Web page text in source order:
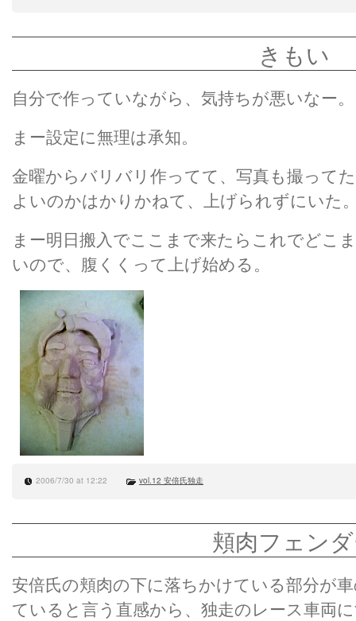
きもい
自分で作っていながら、気持ちが悪いなー。
まー設定に無理は承知。
金曜からバリバリ作ってて、写真も撮って
よいのかはかりかねて、上げられずにいた
まー明日搬入でここまで来たらこれでどこ
いので、腹くくって上げ始める。
2006/7/30 at 12:22 vol.12 安倍氏独走
頬肉フェン
安倍氏の頬肉の下に落ちかけている部分が
ていると言う直感から、独走のレース車両